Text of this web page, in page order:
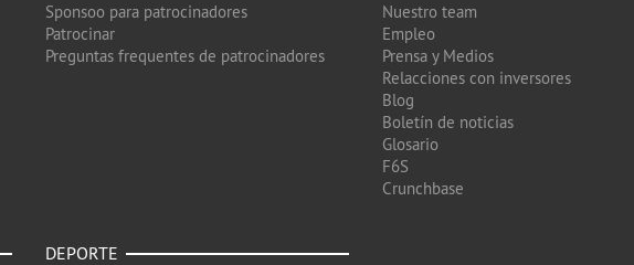
Sponsoo para patrocinadores
Patrocinar
Preguntas frequentes de patrocinadores
Nuestro team
Empleo
Prensa y Medios
Relacciones con inversores
Blog
Boletín de noticias
Glosario
F6S
Crunchbase
DEPORTE